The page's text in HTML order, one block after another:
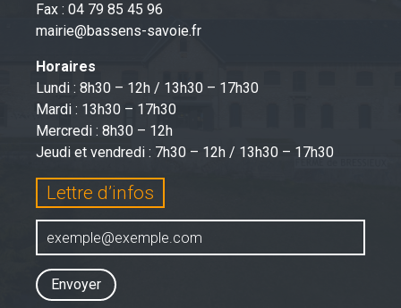
Fax : 04 79 85 45 96
mairie@bassens-savoie.fr
Horaires
Lundi : 8h30 – 12h / 13h30 – 17h30
Mardi : 13h30 – 17h30
Mercredi : 8h30 – 12h
Jeudi et vendredi : 7h30 – 12h / 13h30 – 17h30
Lettre d’infos
Envoyer